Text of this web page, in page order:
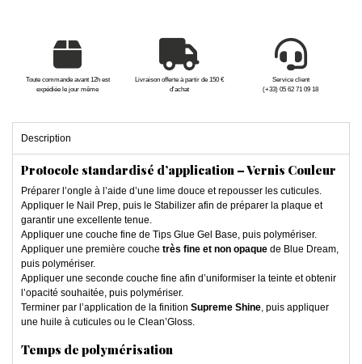
Toute commande avant 12h est
expédiée le jour même
Livraison offerte à partir de 150 €
d'achat
Service client
(+33) 05 62 71 09 18
Description
Protocole standardisé d’application – Vernis Couleur
Préparer l’ongle à l’aide d’une lime douce et repousser les cuticules.
Appliquer le Nail Prep, puis le Stabilizer afin de préparer la plaque et
garantir une excellente tenue.
Appliquer une couche fine de Tips Glue Gel Base, puis polymériser.
Appliquer une première couche très fine et non opaque de Blue Dream,
puis polymériser.
Appliquer une seconde couche fine afin d’uniformiser la teinte et obtenir
l’opacité souhaitée, puis polymériser.
Terminer par l’application de la finition Supreme Shine, puis appliquer
une huile à cuticules ou le Clean’Gloss.
Temps de polymérisation